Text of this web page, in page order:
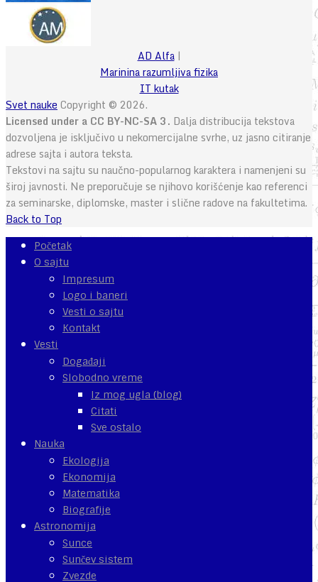
AD Alfa|
Marinina razumljiva fizika
IT kutak
Svet nauke Copyright © 2026.
Licensed under a CC BY-NC-SA 3. Dalja distribucija tekstova
dozvoljena je isključivo u nekomercijalne svrhe, uz jasno citiranje
adrese sajta i autora teksta.
Tekstovi na sajtu su naučno-popularnog karaktera i namenjeni su
široj javnosti. Ne preporučuje se njihovo korišćenje kao referenci
za seminarske, diplomske, master i slične radove na fakultetima.
Back to Top
Početak
O sajtu
Impresum
Logo i baneri
Vesti o sajtu
Kontakt
Vesti
Događaji
Slobodno vreme
Iz mog ugla (blog)
Citati
Sve ostalo
Nauka
Ekologija
Ekonomija
Matematika
Biografije
Astronomija
Sunce
Sunčev sistem
Zvezde